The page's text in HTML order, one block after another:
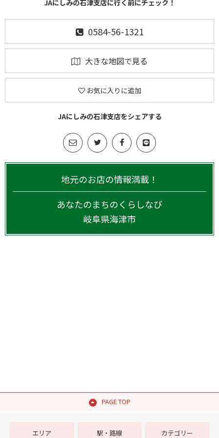
JAにしみの石津支店に行く前にチェック！
0584-56-1321
大きな地図で見る
お気に入りに追加
JAにしみの石津支店をシェアする
地元のお店の情報満載！
あなたのまちのくらしなび
岐阜県海津市
PAGE TOP
エリア
駅・路線
カテゴリー